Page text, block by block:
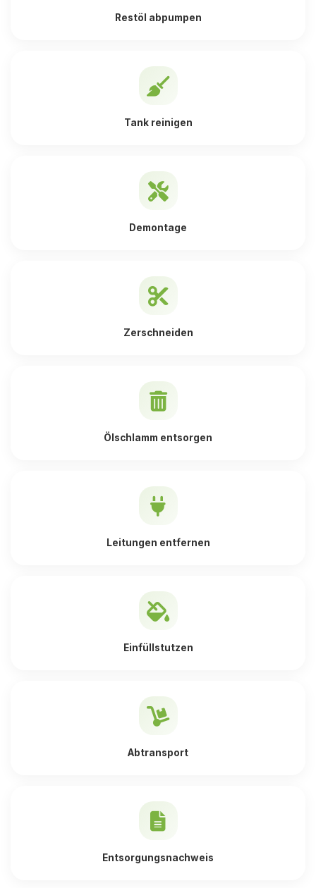
Restöl abpumpen
Tank reinigen
Demontage
Zerschneiden
Ölschlamm entsorgen
Leitungen entfernen
Einfüllstutzen
Abtransport
Entsorgungsnachweis